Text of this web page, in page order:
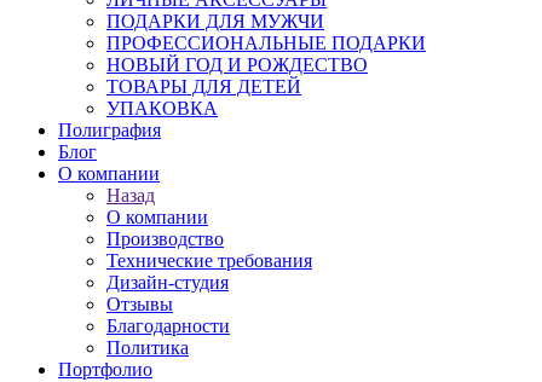
ПОДАРКИ ДЛЯ МУЖЧИ
ПРОФЕССИОНАЛЬНЫЕ ПОДАРКИ
НОВЫЙ ГОД И РОЖДЕСТВО
ТОВАРЫ ДЛЯ ДЕТЕЙ
УПАКОВКА
Полиграфия
Блог
О компании
Назад
О компании
Производство
Технические требования
Дизайн-студия
Отзывы
Благодарности
Политика
Портфолио